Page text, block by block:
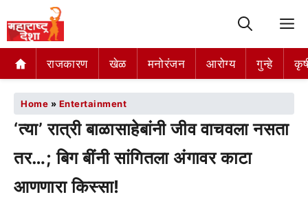
राजकारण खेळ मनोरंजन आरोग्य गुन्हे
Home » Entertainment
‘त्या’ रात्री बाळासाहेबांनी जीव वाचवला नसता
तर…; बिग बींनी सांगितला अंगावर काटा
आणणारा किस्सा!